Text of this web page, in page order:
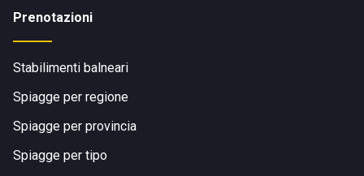
Prenotazioni
Stabilimenti balneari
Spiagge per regione
Spiagge per provincia
Spiagge per tipo